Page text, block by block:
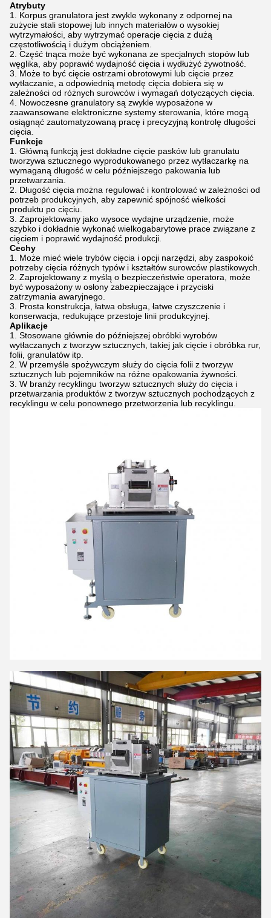
Atrybuty
Korpus granulatora jest zwykle wykonany z odpornej na
zużycie stali stopowej lub innych materiałów o wysokiej
wytrzymałości, aby wytrzymać operacje cięcia z dużą
częstotliwością i dużym obciążeniem.
Część tnąca może być wykonana ze specjalnych stopów lub
węglika, aby poprawić wydajność cięcia i wydłużyć żywotność.
Może to być cięcie ostrzami obrotowymi lub cięcie przez
wytłaczanie, a odpowiednią metodę cięcia dobiera się w
zależności od różnych surowców i wymagań dotyczących cięcia.
Nowoczesne granulatory są zwykle wyposażone w
zaawansowane elektroniczne systemy sterowania, które mogą
osiągnąć zautomatyzowaną pracę i precyzyjną kontrolę długości
cięcia.
Funkcje
Główną funkcją jest dokładne cięcie pasków lub granulatu
tworzywa sztucznego wyprodukowanego przez wytłaczarkę na
wymaganą długość w celu późniejszego pakowania lub
przetwarzania.
Długość cięcia można regulować i kontrolować w zależności od
potrzeb produkcyjnych, aby zapewnić spójność wielkości
produktu po cięciu.
Zaprojektowany jako wysoce wydajne urządzenie, może
szybko i dokładnie wykonać wielkogabarytowe prace związane z
cięciem i poprawić wydajność produkcji.
Cechy
Może mieć wiele trybów cięcia i opcji narzędzi, aby zaspokoić
potrzeby cięcia różnych typów i kształtów surowców plastikowych.
Zaprojektowany z myślą o bezpieczeństwie operatora, może
być wyposażony w osłony zabezpieczające i przyciski
zatrzymania awaryjnego.
Prosta konstrukcja, łatwa obsługa, łatwe czyszczenie i
konserwacja, redukujące przestoje linii produkcyjnej.
Aplikacje
Stosowane głównie do późniejszej obróbki wyrobów
wytłaczanych z tworzyw sztucznych, takiej jak cięcie i obróbka rur,
folii, granulatów itp.
W przemyśle spożywczym służy do cięcia folii z tworzyw
sztucznych lub pojemników na różne opakowania żywności.
W branży recyklingu tworzyw sztucznych służy do cięcia i
przetwarzania produktów z tworzyw sztucznych pochodzących z
recyklingu w celu ponownego przetworzenia lub recyklingu.